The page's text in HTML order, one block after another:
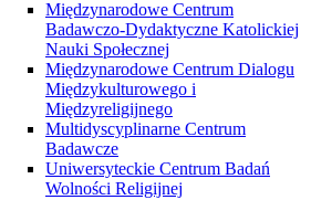
Międzynarodowe Centrum
Badawczo-Dydaktyczne Katolickiej
Nauki Społecznej
Międzynarodowe Centrum Dialogu
Międzykulturowego i
Międzyreligijnego
Multidyscyplinarne Centrum
Badawcze
Uniwersyteckie Centrum Badań
Wolności Religijnej